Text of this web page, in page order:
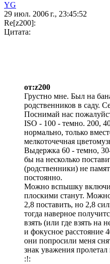
YG
29 июл. 2006 г., 23:45:52
Re[z200]:
Цитата:
от:z200
Грустно мне. Был на
родственников в саду.
Поснимай нас
ISO - 100 - темно. 200,
нормально, только
мелкоточечная
Выдержка 60 - темно,
бы на несколько
(родственники) не
постоянно.
Можно вспышку
плоскими станут.
2,8 поставить, но 2,8
тогда наверное
взять (или где взять на
и фокусное расстояние
они попросили меня
знак уважения
:!: